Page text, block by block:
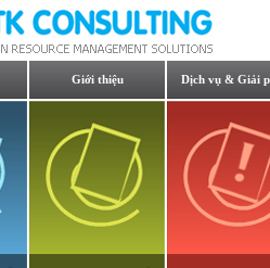
Giới thiệu Dịch vụ & Giải